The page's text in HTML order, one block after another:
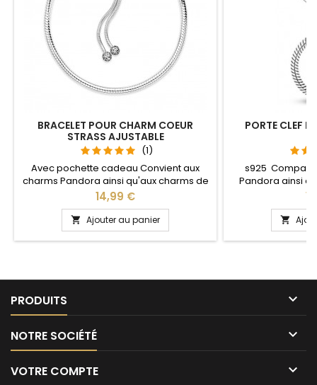
BRACELET POUR CHARM COEUR
STRASS AJUSTABLE
(1)
Avec pochette cadeau Convient aux
charms Pandora ainsi qu'aux charms de
notre site idéal pour : Noël, Saint Valentin,
anniversaire, anniversaire de mariage La
partie ajustable se détache d'un coté
pour passer les charms par simple
pression sur le bouton Ajustable pour
Prix
14,99 €
 Ajouter au panier
PORTE CLEF
s925
Pandora ainsi
notre site idéal
anniversaire,
L'ouverture
niveau

PRODUITS 
NOTRE SOCIÉTÉ 
VOTRE COMPTE 